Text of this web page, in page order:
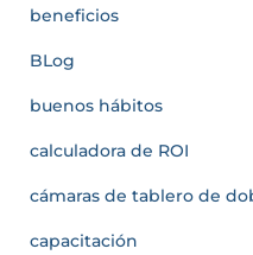
beneficios
BLog
buenos hábitos
calculadora de ROI
cámaras de tablero de
capacitación